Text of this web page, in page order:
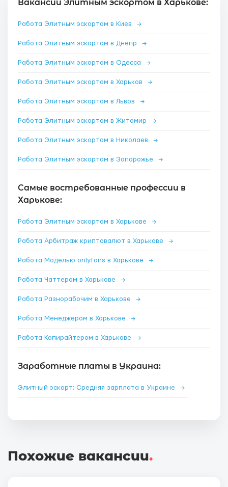
Вакансии Элитным эскортом в Харькове:
Работа Элитным эскортом в Киев →
Работа Элитным эскортом в Днепр →
Работа Элитным эскортом в Одесса →
Работа Элитным эскортом в Харьков →
Работа Элитным эскортом в Львов →
Работа Элитным эскортом в Житомир →
Работа Элитным эскортом в Николаев →
Работа Элитным эскортом в Запорожье →
Самые востребованные профессии в
Харькове:
Работа Элитным эскортом в Харькове →
Работа Арбитраж криптовалют в Харькове →
Работа Моделью onlyfans в Харькове →
Работа Чаттером в Харькове →
Работа Разнорабочим в Харькове →
Работа Менеджером в Харькове →
Работа Копирайтером в Харькове →
Заработные платы в Украина:
Элитный эскорт: Средняя зарплата в Украине →
Похожие вакансии.